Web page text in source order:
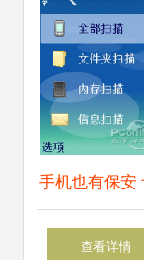
服务的领先
手机也有保安
手机安全软件
查看详情